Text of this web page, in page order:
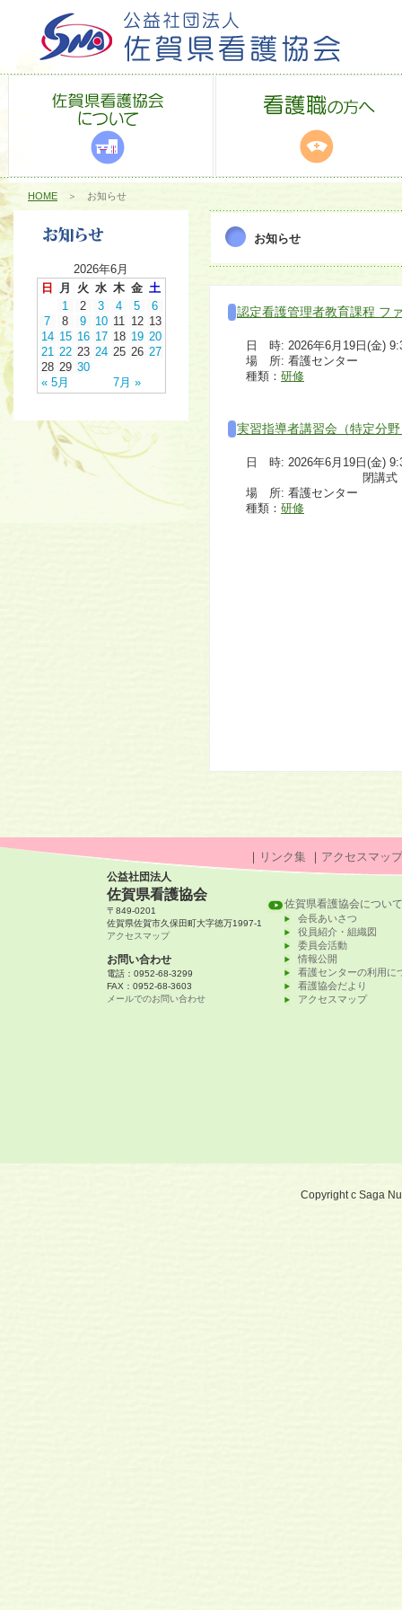
HOME ＞ お知らせ
2026年6月
日
月 火 水 木 金 土
« 5月 7月 »
1 2 3 4 5
6
7
8 9 10 11 12 13
14 15 16 17 18 19 20
21 22 23 24 25 26 27
28 29 30
お知らせ
認定看護管理者教育課程 フ
日 時: 2026年6月19日(金)
場 所: 看護センター
種類： 研修
実習指導者講習会（特定分
日 時: 2026年6月19日(金)
閉講式：
場 所: 看護センター
種類： 研修
｜ リンク集 ｜ アクセスマップ
公益社団法人
佐賀県看護協会
〒849-0201
佐賀県佐賀市久保田町大字徳万1997-1
アクセスマップ
お問い合わせ
電話：0952-68-3299
FAX：0952-68-3603
メールでのお問い合わせ
佐賀県看護協会について
会長あいさつ
役員紹介・組織図
委員会活動
情報公開
看護センターの利用に
看護協会だより
アクセスマップ
Copyright c Saga